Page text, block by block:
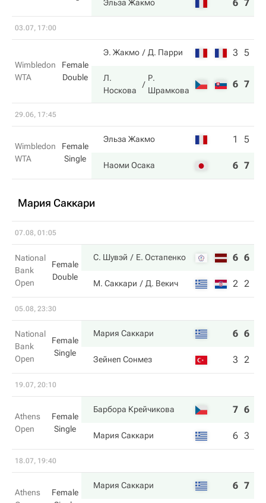
Эльза Жакмо 6 7
03.07, 17:00
Wimbledon
WTA
Female
Double
Э. Жакмо Д. Парри 3 5
Л.
Носкова
Р.
Шрамкова
6 7
29.06, 17:45
Wimbledon
WTA
Female
Single
Эльза Жакмо 1 5
Наоми Осака 6 7
Мария Саккари
07.08, 01:05
National
Bank
Open
Female
Double
С. Шувэй Е. Остапенко 6 6
М. Саккари Д. Векич 2 2
05.08, 23:30
National
Bank
Open
Female
Single
Мария Саккари 6 6
Зейнеп Сонмез 3 2
19.07, 20:10
Athens
Open
Female
Single
Барбора Крейчикова 7 6
Мария Саккари 6 3
18.07, 19:40
Athens
Female
Мария Саккари 6 7